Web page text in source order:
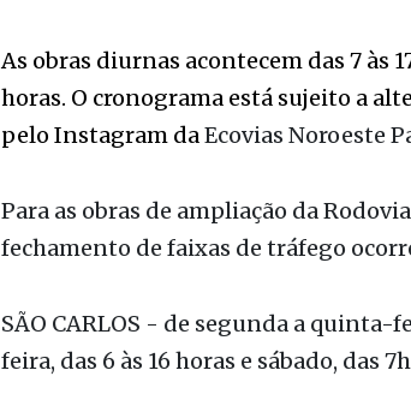
garantir a segurança viária dos
As obras diurnas acontecem das 7 às
pelo Instagram daEcovias Noroeste
fechamento de faixas de tráfego